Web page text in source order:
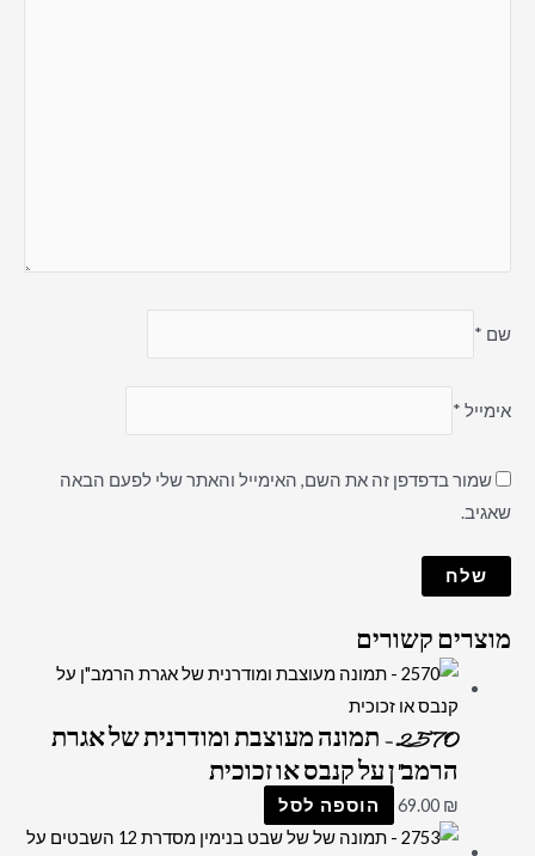
שם *
אימייל *
שמור בדפדפן זה את השם, האימייל והאתר שלי לפעם הבאה
שאגיב.
מוצרים קשורים
2570 – תמונה מעוצבת ומודרנית של אגרת
הרמב"ן על קנבס או זכוכית
69.00 ₪ הוספה לסל